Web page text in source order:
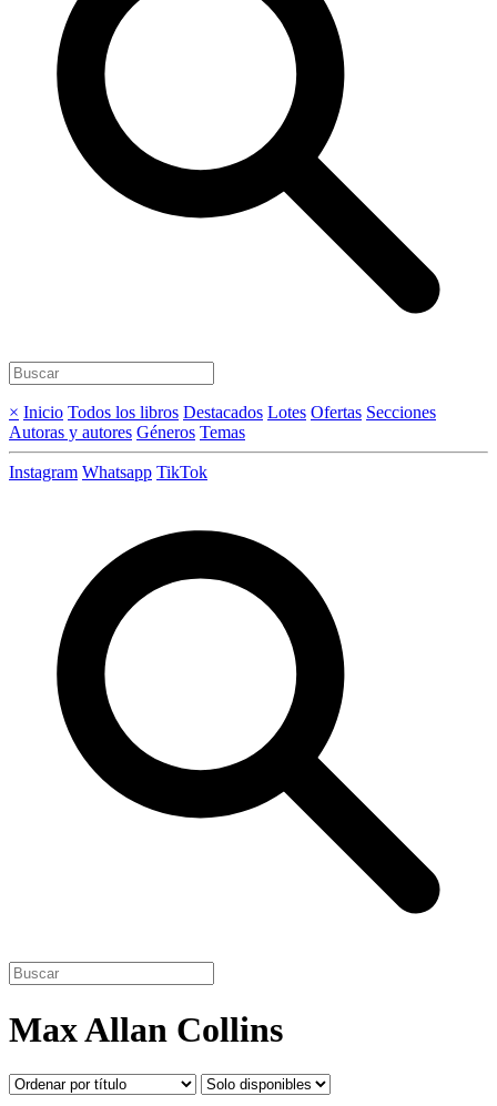
× Inicio Todos los libros Destacados Lotes Ofertas Secciones
Autoras y autores Géneros Temas
Instagram Whatsapp TikTok
Max Allan Collins